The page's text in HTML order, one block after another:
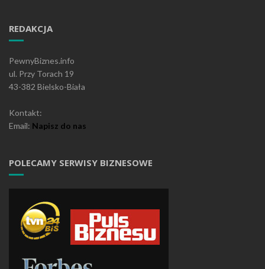
REDAKCJA
PewnyBiznes.info
ul. Przy Torach 19
43-382 Bielsko-Biała
Kontakt:
Email: Napisz do nas
POLECAMY SERWISY BIZNESOWE